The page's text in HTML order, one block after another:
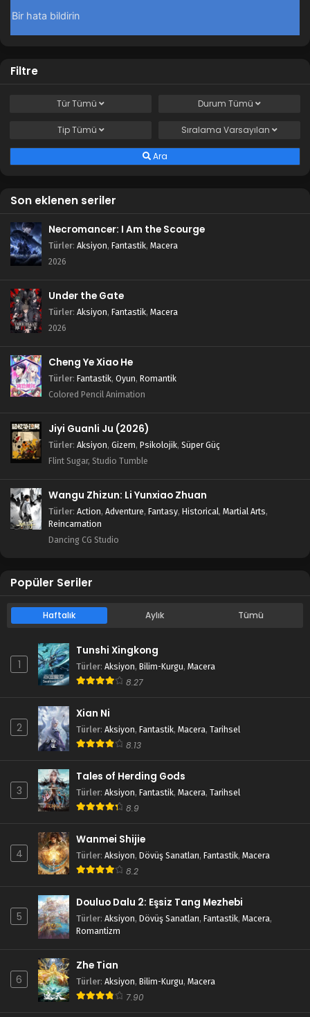
Filtre
TürTümü Durum Tümü
TipTümü Sıralama Varsayılan
Ara
Son eklenen seriler
Necromancer: I Am the Scourge
Türler: Aksiyon, Fantastik, Macera
2026
Under the Gate
Türler: Aksiyon, Fantastik, Macera
2026
Cheng Ye Xiao He
Türler: Fantastik, Oyun, Romantik
Colored Pencil Animation
Jiyi Guanli Ju (2026)
Türler: Aksiyon, Gizem, Psikolojik, Süper Güç
Flint Sugar, Studio Tumble
Wangu Zhizun: Li Yunxiao Zhuan
Türler: Action, Adventure, Fantasy, Historical, Martial Arts,
Reincarnation
Dancing CG Studio
Popüler Seriler
Haftalık Aylık Tümü
1
Tunshi Xingkong
Türler: Aksiyon, Bilim-Kurgu, Macera
8.27
2
Xian Ni
Türler: Aksiyon, Fantastik, Macera, Tarihsel
8.13
3
Tales of Herding Gods
Türler: Aksiyon, Fantastik, Macera, Tarihsel
8.9
4
Wanmei Shijie
Türler: Aksiyon, Dövüş Sanatları, Fantastik, Macera
8.2
5
Douluo Dalu 2: Eşsiz Tang Mezhebi
Türler: Aksiyon, Dövüş Sanatları, Fantastik, Macera,
Romantizm
6
Zhe Tian
Türler: Aksiyon, Bilim-Kurgu, Macera
7.90